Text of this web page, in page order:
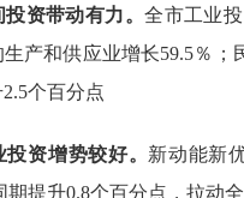
投资带动有力。全市工业
产和供应业增长59.5％；
2.5个百分点
资增势较好。 新动能新
期提升0.8个百分点 ， 拉动